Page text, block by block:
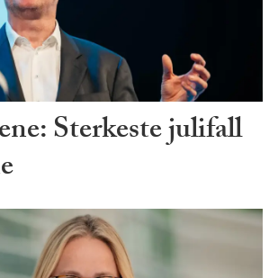
Sterkeste julifall